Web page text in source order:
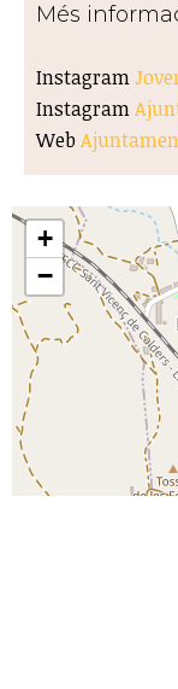
Més
Instagram
Instagram
Web
+
−